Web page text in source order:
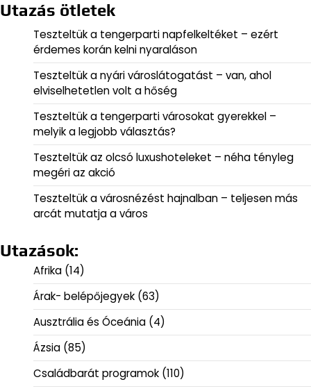
Utazás ötletek
Teszteltük a tengerparti napfelkeltéket – ezért
érdemes korán kelni nyaraláson
Teszteltük a nyári városlátogatást – van, ahol
elviselhetetlen volt a hőség
Teszteltük a tengerparti városokat gyerekkel –
melyik a legjobb választás?
Teszteltük az olcsó luxushoteleket – néha tényleg
megéri az akció
Teszteltük a városnézést hajnalban – teljesen más
arcát mutatja a város
Utazások:
Afrika (14)
Árak- belépőjegyek (63)
Ausztrália és Óceánia (4)
Ázsia (85)
Családbarát programok (110)